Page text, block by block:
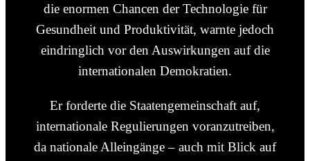
die enormen Chancen der Technologie für
Gesundheit und Produktivität, warnte jedoch
eindringlich vor den Auswirkungen auf die
internationalen Demokratien.
Er forderte die Staatengemeinschaft auf,
internationale Regulierungen voranzutreiben,
da nationale Alleingänge – auch mit Blick auf